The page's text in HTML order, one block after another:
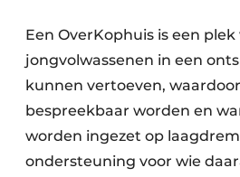
Een OverKophuis is een
jongvolwassenen in een
kunnen vertoeven,
bespreekbaar worden en
worden ingezet op
ondersteuning voor wie